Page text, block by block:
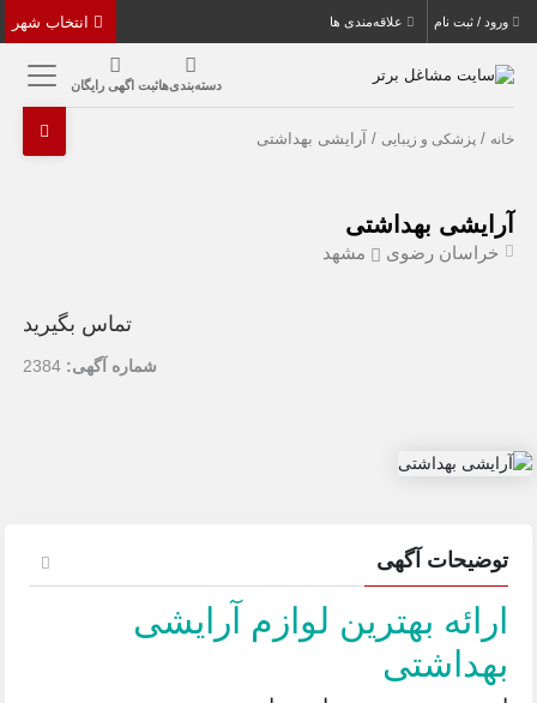
ورود / ثبت نام علاقه‌مندی ها
دسته‌بندی‌هاثبت اگهی رایگان
خانه /پزشکی و زیبایی / آرایشی بهداشتی
آرایشی بهداشتی
خراسان رضوی مشهد
تماس بگیرید
شماره آگهی: 2384
توضیحات آگهی
ارائه بهترین لوازم آرایشی
بهداشتی